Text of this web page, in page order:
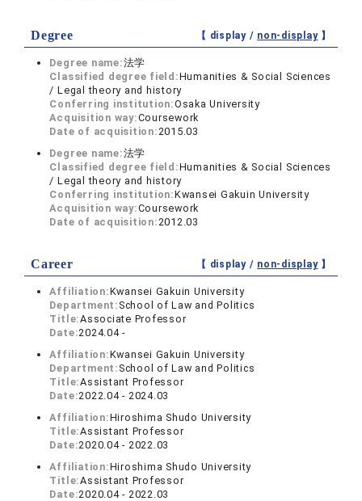
Degree 【 display / non-display】
Degree name:法学
Classified degree field:Humanities & Social Sciences
/ Legal theory and history
Conferring institution:Osaka University
Acquisition way:Coursework
Date of acquisition: 2015.03
Degree name:法学
Classified degree field:Humanities & Social Sciences
/ Legal theory and history
Conferring institution:Kwansei Gakuin University
Acquisition way:Coursework
Date of acquisition: 2012.03
Career 【 display / non-display】
Affiliation:Kwansei Gakuin University
Department: School of Law and Politics
Title:Associate Professor
Date:2024.04 -
Affiliation:Kwansei Gakuin University
Department: School of Law and Politics
Title:Assistant Professor
Date:2022.04 - 2024.03
Affiliation:Hiroshima Shudo University
Title:Assistant Professor
Date:2020.04 - 2022.03
Affiliation:Hiroshima Shudo University
Title:Assistant Professor
Date:2020.04 - 2022.03